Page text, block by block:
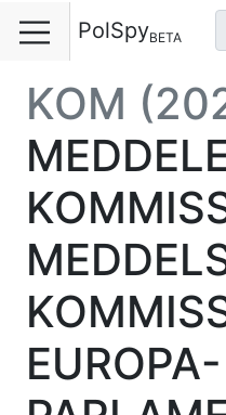
PolSpyBETA
KOM
EUROPA-